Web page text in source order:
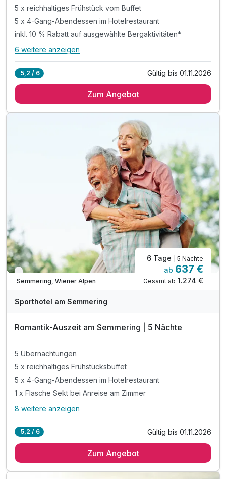
5 x reichhaltiges Frühstück vom Buffet
5 x 4-Gang-Abendessen im Hotelrestaurant
inkl. 10 % Rabatt auf ausgewählte Bergaktivitäten*
Alle Inklusivleistungen
5 x reichhaltiges Frühstück vom Buffet
inkl. 10 % Rabatt auf ausgewählte Bergaktivitäten*
inkl. Nutzung der Wellnesseinrichtung mit Sauna
inkl. Nutzung des Fitnessraums
inkl. W-Lan Nutzung & Parkplatz
Tipp 1: Klettern im Waldseilgarten
Tipp 2: Mountaincarts im Bikepark Semmering
Tipp 3: Einkehrschwung im Liechtensteinhaus
6 weitere anzeigen
5,2 / 6 Gültig bis 01.11.2026
Zum Angebot
Nur noch bis Oktober
Semmering, Wiener Alpen
6 Tage | 5 Nächte
ab 637 €
Gesamt ab 1.274 €
Sporthotel am Semmering
Romantik-Auszeit am Semmering | 5 Nächte
5 Übernachtungen
5 x reichhaltiges Frühstücksbuffet
5 x 4-Gang-Abendessen im Hotelrestaurant
1 x Flasche Sekt bei Anreise am Zimmer
Alle Inklusivleistungen
5 x reichhaltiges Frühstücksbuffet
8 weitere anzeigen
5,2 / 6 Gültig bis 01.11.2026
Zum Angebot